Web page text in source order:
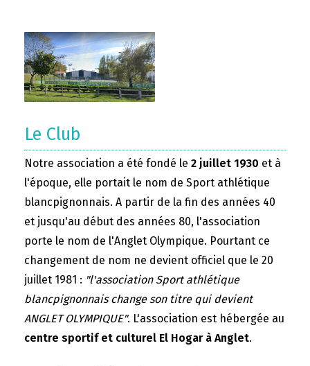
Le Club
Notre association a été fondé le 2 juillet 1930 et à
l'époque, elle portait le nom de Sport athlétique
blancpignonnais. A partir de la fin des années 40
et jusqu'au début des années 80, l'association
porte le nom de l'Anglet Olympique. Pourtant ce
changement de nom ne devient officiel que le 20
juillet 1981 : "l'association Sport athlétique
blancpignonnais change son titre qui devient
ANGLET OLYMPIQUE". L'association est hébergée au
centre sportif et culturel El Hogar à Anglet.